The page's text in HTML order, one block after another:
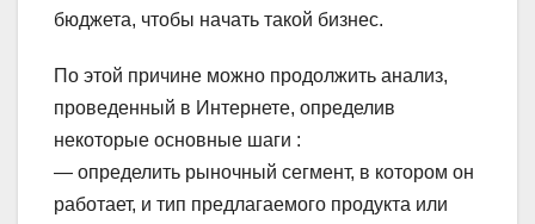
бюджета, чтобы начать такой бизнес.
По этой причине можно продолжить анализ,
проведенный в Интернете, определив
некоторые основные шаги :
— определить рыночный сегмент, в котором он
работает, и тип предлагаемого продукта или